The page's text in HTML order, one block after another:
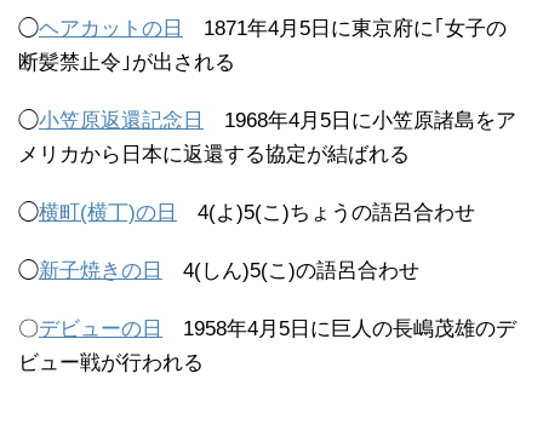
◯ヘアカットの日
1871年4月5日に東京府に｢女子の
断髪禁止令｣が出される
◯小笠原返還記念日
1968年4月5日に小笠原諸島をア
メリカから日本に返還する協定が結ばれる
◯横町(横丁)の日 4(よ)5(こ)ちょうの語呂合わせ
◯新子焼きの日 4(しん)5(こ)の語呂合わせ
〇デビューの日
1958年4月5日に巨人の長嶋茂雄のデ
ビュー戦が行われる